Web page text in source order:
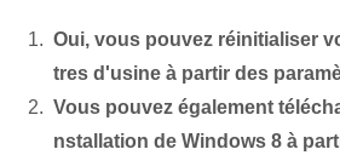
Oui, vous pouvez réinitialiser
tres d'usine à partir des
Vous pouvez également
nstallation de Windows 8 à